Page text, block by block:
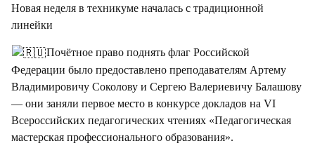
Новая неделя в техникуме началась с традиционной
линейки
Почётное право поднять флаг Российской
Федерации было предоставлено преподавателям Артему
Владимировичу Соколову и Сергею Валериевичу Балашову
— они заняли первое место в конкурсе докладов на VI
Всероссийских педагогических чтениях «Педагогическая
мастерская профессионального образования».